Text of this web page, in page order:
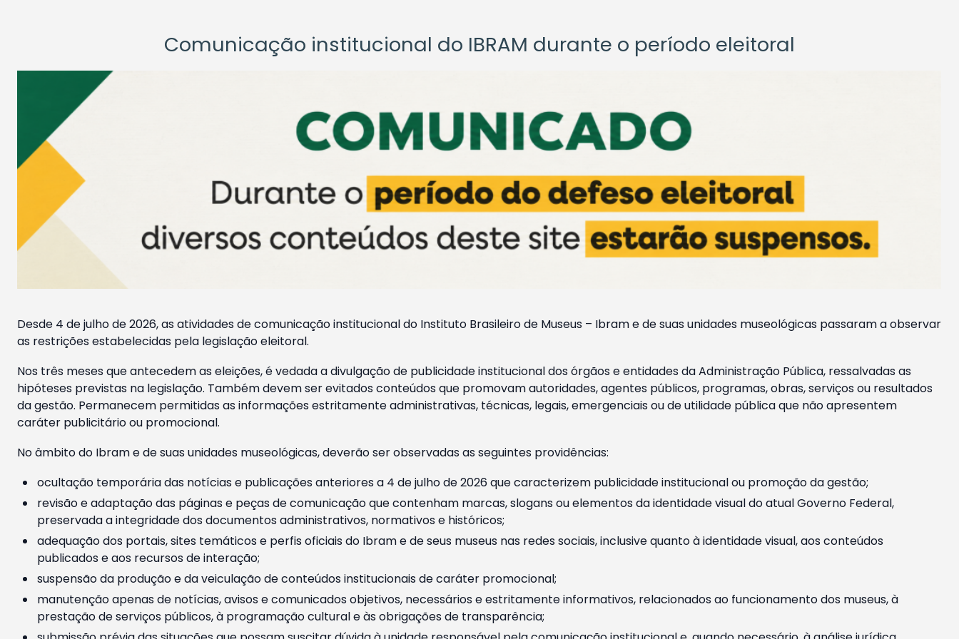
Comunicação institucional do IBRAM durante o período eleitoral
Desde 4 de julho de 2026, as atividades de comunicação institucional do Instituto Brasileiro de Museus – Ibram e de suas unidades museológicas passaram a observar
as restrições estabelecidas pela legislação eleitoral.
Nos três meses que antecedem as eleições, é vedada a divulgação de publicidade institucional dos órgãos e entidades da Administração Pública, ressalvadas as
hipóteses previstas na legislação. Também devem ser evitados conteúdos que promovam autoridades, agentes públicos, programas, obras, serviços ou resultados
da gestão. Permanecem permitidas as informações estritamente administrativas, técnicas, legais, emergenciais ou de utilidade pública que não apresentem
caráter publicitário ou promocional.
No âmbito do Ibram e de suas unidades museológicas, deverão ser observadas as seguintes providências:
ocultação temporária das notícias e publicações anteriores a 4 de julho de 2026 que caracterizem publicidade institucional ou promoção da gestão;
revisão e adaptação das páginas e peças de comunicação que contenham marcas, slogans ou elementos da identidade visual do atual Governo Federal,
preservada a integridade dos documentos administrativos, normativos e históricos;
adequação dos portais, sites temáticos e perfis oficiais do Ibram e de seus museus nas redes sociais, inclusive quanto à identidade visual, aos conteúdos
publicados e aos recursos de interação;
suspensão da produção e da veiculação de conteúdos institucionais de caráter promocional;
manutenção apenas de notícias, avisos e comunicados objetivos, necessários e estritamente informativos, relacionados ao funcionamento dos museus, à
prestação de serviços públicos, à programação cultural e às obrigações de transparência;